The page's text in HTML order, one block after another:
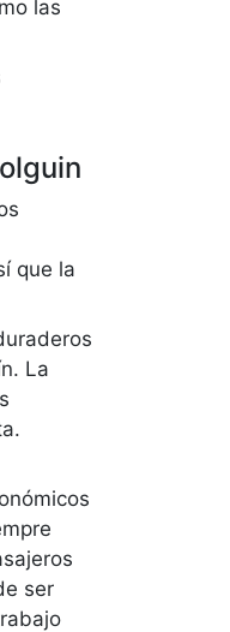
las
que la
La
ser